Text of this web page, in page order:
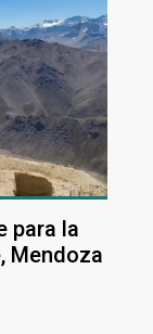
para la
Mendoza